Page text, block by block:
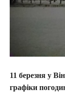
11 березня у
графіки